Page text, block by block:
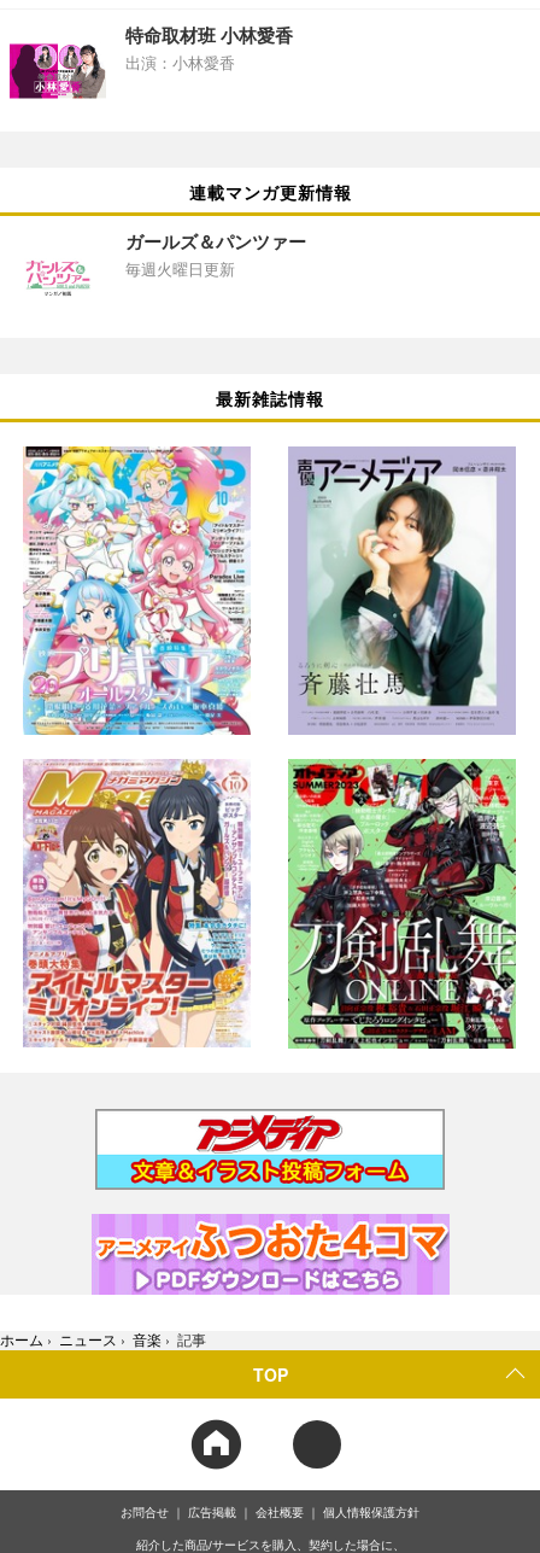
特命取材班 小林愛香
出演：小林愛香
連載マンガ更新情報
ガールズ＆パンツァー
毎週火曜日更新
最新雑誌情報
ホーム › ニュース › 音楽 › 記事
TOP
お問合せ 広告掲載 会社概要 個人情報保護方針
紹介した商品/サービスを購入、契約した場合に、